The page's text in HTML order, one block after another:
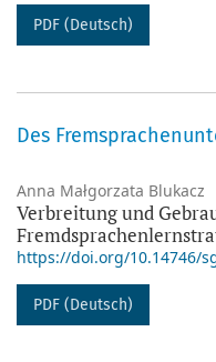
PDF (Deutsch)
Des
Anna Małgorzata Blukacz
Verbreitung und
https://doi.org/10.14746/
PDF (Deutsch)